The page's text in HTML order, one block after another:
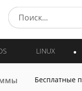
LINUX
Бесплатные